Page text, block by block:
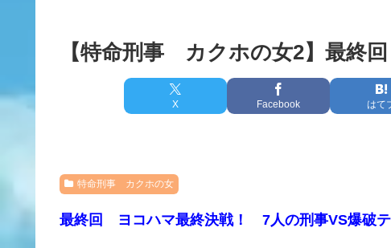
【特命刑事 カクホの女2】最終
X Facebook はて
特命刑事 カクホの女
最終回 ヨコハマ最終決戦！ 7人の刑事VS爆破